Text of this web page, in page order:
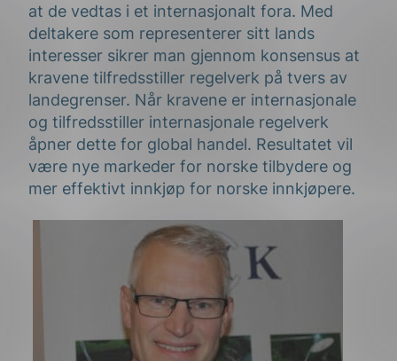
at de vedtas i et internasjonalt fora. Med
deltakere som representerer sitt lands
interesser sikrer man gjennom konsensus at
kravene tilfredsstiller regelverk på tvers av
landegrenser. Når kravene er internasjonale
og tilfredsstiller internasjonale regelverk
åpner dette for global handel. Resultatet vil
være nye markeder for norske tilbydere og
mer effektivt innkjøp for norske innkjøpere.